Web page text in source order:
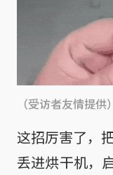
（受访者友情提供）
这招厉害了，
丢进烘干机，